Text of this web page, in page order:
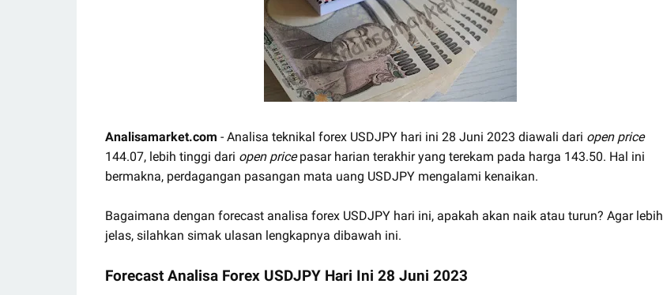
Analisamarket.com - Analisa teknikal forex USDJPY hari ini 28 Juni 2023 diawali dari open price
144.07, lebih tinggi dari open pricepasar harian terakhir yang terekam pada harga 143.50. Hal ini
bermakna, perdagangan pasangan mata uang USDJPY mengalami kenaikan.
Bagaimana dengan forecast analisa forex USDJPY hari ini, apakah akan naik atau turun? Agar lebih
jelas, silahkan simak ulasan lengkapnya dibawah ini.
Forecast Analisa Forex USDJPY Hari Ini 28 Juni 2023